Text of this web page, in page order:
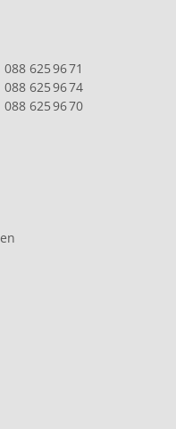
088 625 96 71
088 625 96 74
088 625 96 70